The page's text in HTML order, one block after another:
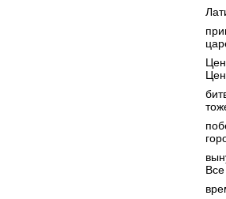
Все